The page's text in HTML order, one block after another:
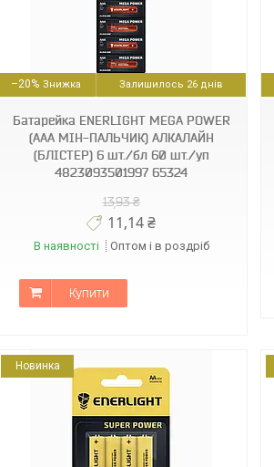
–20% Залишилось 26 днів
Батарейка ENERLIGHT MEGA POWER
(AAА МІН-ПАЛЬЧИК) АЛКАЛАЙН
(БЛІСТЕР) 6 шт./бл 60 шт./уп
4823093501997 65324
13,93 ₴
11,14 ₴
В наявності Оптом і в роздріб
Купити
4823093502239
Новинка